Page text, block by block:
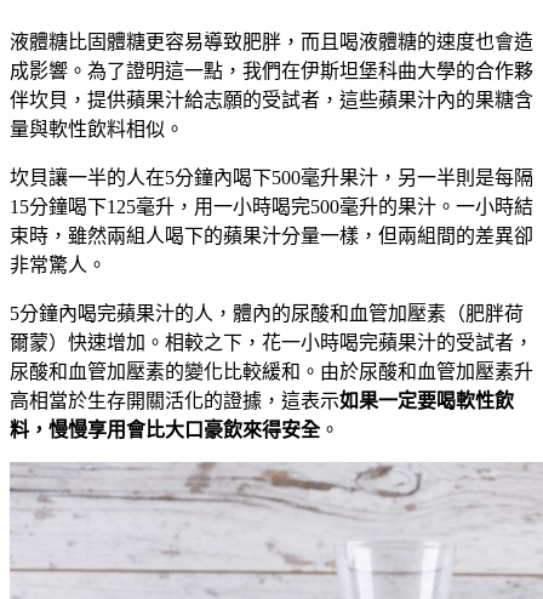
液體糖比固體糖更容易導致肥胖，而且喝液體糖的速度也會造
成影響。為了證明這一點，我們在伊斯坦堡科曲大學的合作夥
伴坎貝，提供蘋果汁給志願的受試者，這些蘋果汁內的果糖含
量與軟性飲料相似。
坎貝讓一半的人在5分鐘內喝下500毫升果汁，另一半則是每隔
15分鐘喝下125毫升，用一小時喝完500毫升的果汁。一小時結
束時，雖然兩組人喝下的蘋果汁分量一樣，但兩組間的差異卻
非常驚人。
5分鐘內喝完蘋果汁的人，體內的尿酸和血管加壓素（肥胖荷
爾蒙）快速增加。相較之下，花一小時喝完蘋果汁的受試者，
尿酸和血管加壓素的變化比較緩和。由於尿酸和血管加壓素升
高相當於生存開關活化的證據，這表示如果一定要喝軟性飲
料，慢慢享用會比大口豪飲來得安全。